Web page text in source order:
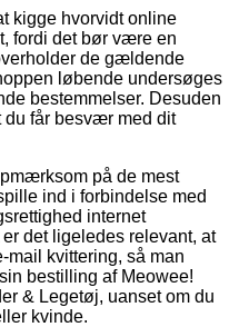
kigge hvorvidt online
fordi det bør være en
de gældende
løbende undersøges
bestemmelser. Desuden
du får besvær med dit
på de mest
ind i forbindelse med
internet
det ligeledes relevant, at
mail kvittering, så man
bestilling af Meowee!
& Legetøj, uanset om du
kvinde.